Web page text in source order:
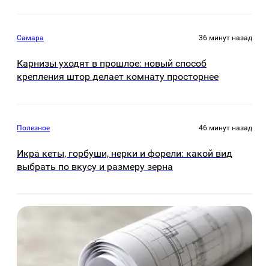
Самара 36 минут назад
Карнизы уходят в прошлое: новый способ
крепления штор делает комнату просторнее
Полезное 46 минут назад
Икра кеты, горбуши, нерки и форели: какой вид
выбрать по вкусу и размеру зерна